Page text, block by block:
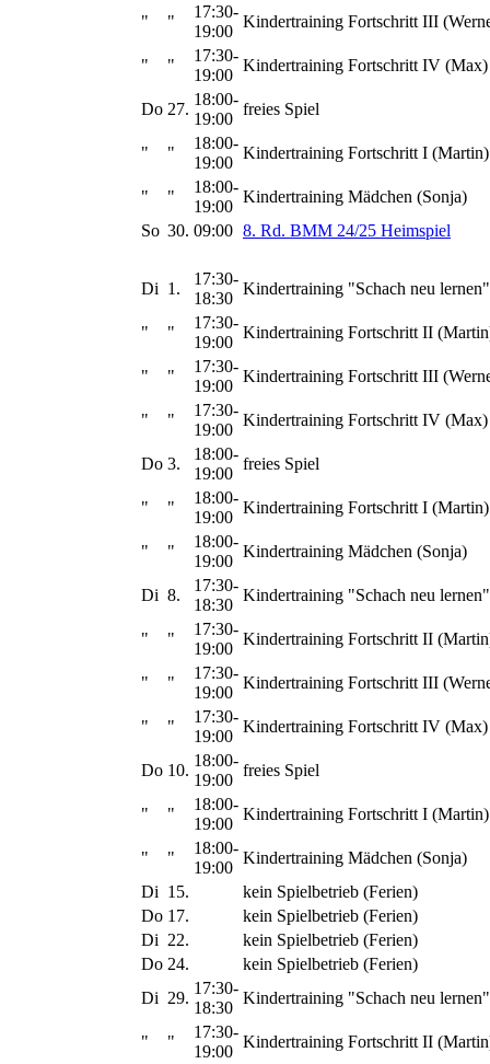
" "
17:30-
19:00
Kindertraining Fortschritt III
" "
17:30-
19:00
Kindertraining Fortschritt IV (Max)
Do 27.
18:00-
19:00
freies Spiel
" "
18:00-
19:00
Kindertraining Fortschritt I (Martin)
" "
18:00-
19:00
Kindertraining Mädchen (Sonja)
So 30. 09:00 8. Rd. BMM 24/25 Heimspiel
Di 1.
17:30-
18:30
Kindertraining "Schach neu
" "
17:30-
19:00
Kindertraining Fortschritt II
" "
17:30-
19:00
Kindertraining Fortschritt III
" "
17:30-
19:00
Kindertraining Fortschritt IV (Max)
Do 3.
18:00-
19:00
freies Spiel
" "
18:00-
19:00
Kindertraining Fortschritt I (Martin)
" "
18:00-
19:00
Kindertraining Mädchen (Sonja)
Di 8.
17:30-
18:30
Kindertraining "Schach neu
" "
17:30-
19:00
Kindertraining Fortschritt II
" "
17:30-
19:00
Kindertraining Fortschritt III
" "
17:30-
19:00
Kindertraining Fortschritt IV (Max)
Do 10.
18:00-
19:00
freies Spiel
" "
18:00-
19:00
Kindertraining Fortschritt I (Martin)
" "
18:00-
19:00
Kindertraining Mädchen (Sonja)
Di 15.
kein Spielbetrieb (Ferien)
Do 17.
kein Spielbetrieb (Ferien)
Di 22.
kein Spielbetrieb (Ferien)
Do 24.
kein Spielbetrieb (Ferien)
Di 29.
17:30-
18:30
Kindertraining "Schach neu
" "
17:30-
19:00
Kindertraining Fortschritt II